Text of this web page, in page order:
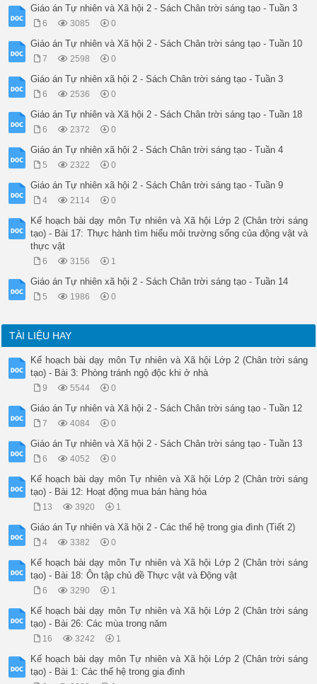
+ Nhóm 3, 4: Cơ quan hô hấp.
+ Nhóm 5, 6: Cơ quan bài tiết nước tiểu.
- Tổ chức cho HS chia sẻ, trình bày kết quả thảo luận.
- GV chốt, nhận xét, tuyên dương HS.
_
+ Nhờ có cơ quan đó, chúng ta có thể làm gì?
G V và HS cùng nhận xét và kết luận.
Thö giaõn : 1 phuùt
Hoạt động 2: Xử lí tình huống
Cách tieán hành:
G V nêu tình huống ở mục 2 trong SGK trang 100
-G V mời HS lên trước lóp đóng vai để nêu cách xử lí cho
- GV nhận xét, khen ngợi.
3.Hoạt động tiếp noái sau bài học
GV yêu cầu HS vể nhà tiếp tục thực hiện những việc làm để
haùt
_ HS traû lôøi
+ Cơ quan vận động: tập thể dục, vận động đúng tư thế, ăn
+ Cơ quan hô hấp: đeo khẩu trang; vệ sinh thường xuyên; súc
_ HS thực hiện cá nhân theo hướng dẫn.
_ HS traû lôøi: Chuùng ta coù theå vui chôi hoaït ñoäng.
HS nhaéc laïi 10 HS _ caû lôùp
_HS thảo luận
_ Ñaïi dieän nhoùm traû lôøi
_ HS nhaéc laïi theo kieán thöùc ñaõ hoïc
Tự nhiên và Xã hội
BÀI 25: ÔN TẬP CHỦ ĐỀ CON NGƯỜI VÀ SỨC KHỎE (Tiết 2)
I. MỤC TIÊU:
*Kiến thức, kĩ năng:
- Củng cố kiến thức, kĩ năng đã học về các cơ quan vận
*Phát triển năng lực và phẩm chất:
- Có ý thức thực hiện được một số việc làm cơ bản để chăm
- Chia sẻ với những người xung quanh cùng thực hiện.
II. ĐỒ DÙNG DẠY HỌC:
- GV: Máy tính, tivi chiếu nội dung bài.
- HS: SGK.
III. CÁC HOẠT ĐỘNG DẠY HỌC:
Hoạt động của GV
Hoạt động của HS
1. Hoạt động khởi động và khám phá
Mục tiêu: Tạo hứng thú và khơi gợi lại nội dung bài hoïc
Cách tiến hành:
G V tổ chức tro chơi “Ai nhanh, ai đúng”
GV chia lóp thành 4 đội. Trong thời gian 3 phút, lần lượt
HS_ G V nhaän xét và dẫn dắt vào nội dung tiết 2.
2. Hoạt động 1: Nhận biết những việc làm giúp bảo vệ cô
Mục tiêu: HS củng cố ôn tập kiến thức về nliững việc làm
Cách tiến hành:
G V yêu cầu HS quan sát hình 2, 3, 4, 5 trong SGK/ 101 và
Giáo án Tự nhiên và Xã hội 2 - Sách Chân trời sáng tạo - Tuần 3
6 3085 0
Giáo án Tự nhiên và Xã hội 2 - Sách Chân trời sáng tạo - Tuần 10
7 2598 0
Giáo án Tự nhiên xã hội 2 - Sách Chân trời sáng tạo - Tuần 3
6 2536 0
Giáo án Tự nhiên và Xã hội 2 - Sách Chân trời sáng tạo - Tuần 18
6 2372 0
Giáo án Tự nhiên xã hội 2 - Sách Chân trời sáng tạo - Tuần 4
5 2322 0
Giáo án Tự nhiên xã hội 2 - Sách Chân trời sáng tạo - Tuần 9
4 2114 0
Kế hoạch bài dạy môn Tự nhiên và Xã hội Lớp 2 (Chân trời sáng
tạo) - Bài 17: Thực hành tìm hiểu môi trường sống của động vật và
thực vật
6 3156 1
Giáo án Tự nhiên xã hội 2 - Sách Chân trời sáng tạo - Tuần 14
5 1986 0
TÀI LIỆU HAY
Kế hoạch bài dạy môn Tự nhiên và Xã hội Lớp 2 (Chân trời sáng
tạo) - Bài 3: Phòng tránh ngộ độc khi ở nhà
9 5544 0
Giáo án Tự nhiên và Xã hội 2 - Sách Chân trời sáng tạo - Tuần 12
7 4084 0
Giáo án Tự nhiên và Xã hội 2 - Sách Chân trời sáng tạo - Tuần 13
6 4052 0
Kế hoạch bài dạy môn Tự nhiên và Xã hội Lớp 2 (Chân trời sáng
tạo) - Bài 12: Hoạt động mua bán hàng hóa
13 3920 1
Giáo án Tự nhiên và Xã hội 2 - Các thế hệ trong gia đình (Tiết 2)
4 3382 0
Kế hoạch bài dạy môn Tự nhiên và Xã hội Lớp 2 (Chân trời sáng
tạo) - Bài 18: Ôn tập chủ đề Thực vật và Động vật
6 3290 1
Kế hoạch bài dạy môn Tự nhiên và Xã hội Lớp 2 (Chân trời sáng
tạo) - Bài 26: Các mùa trong năm
16 3242 1
Kế hoạch bài dạy môn Tự nhiên và Xã hội Lớp 2 (Chân trời sáng
tạo) - Bài 1: Các thế hệ trong gia đình